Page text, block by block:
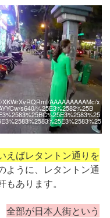
AAAAAAAAAMc/x
s640/%25E3%2582%25B
えばレタントン通りを
ように、レタントン通
あります。
全部が日本人街という